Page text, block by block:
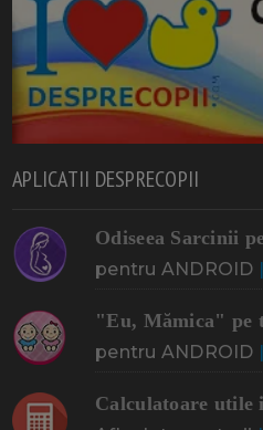
APLICATII DESPRECOPII
Odiseea Sarcinii
pentru ANDROID
"Eu, Mămica" pe
pentru ANDROID
Calculatoare utile